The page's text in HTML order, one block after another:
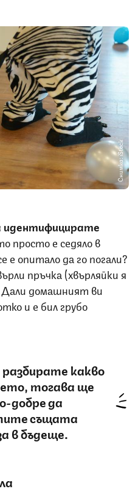
Снимка: iStock
просто е седяло в
е опитало да го погали?
пръчка (хвърляйки я
Дали домашният ви
и е бил грубо
какво
тогава ще
добре да
същата
в бъдеще.